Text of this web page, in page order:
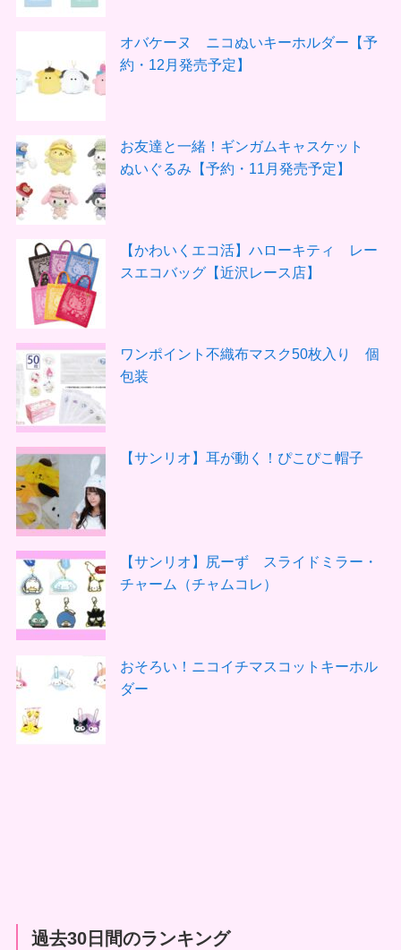
オバケーヌ ニコぬいキーホルダー【予
約・12月発売予定】
お友達と一緒！ギンガムキャスケット
ぬいぐるみ【予約・11月発売予定】
【かわいくエコ活】ハローキティ レー
スエコバッグ【近沢レース店】
ワンポイント不織布マスク50枚入り 個
包装
【サンリオ】耳が動く！ぴこぴこ帽子
【サンリオ】尻ーず スライドミラー・
チャーム（チャムコレ）
おそろい！ニコイチマスコットキーホル
ダー
過去30日間のランキング